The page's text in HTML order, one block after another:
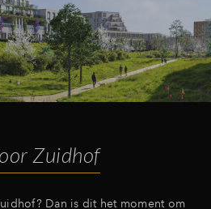
Zuidhof
Dan is dit het moment om